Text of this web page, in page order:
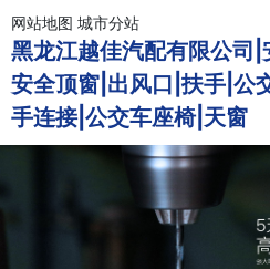
网站地图 城市分站
黑龙江越佳汽配有限公司|
安全顶窗|出风口|扶手|公
手连接|公交车座椅|天窗